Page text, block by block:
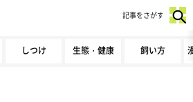
しつけ 生態・健康 飼い方
記事をさがす